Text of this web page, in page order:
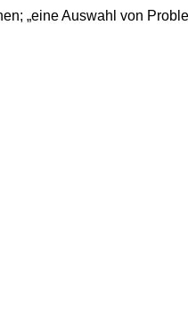
„eine Auswahl von